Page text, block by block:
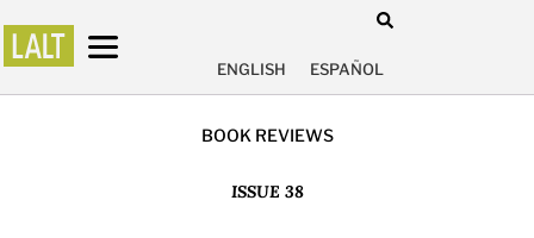
ENGLISH ESPAÑOL
BOOK REVIEWS
ISSUE 38